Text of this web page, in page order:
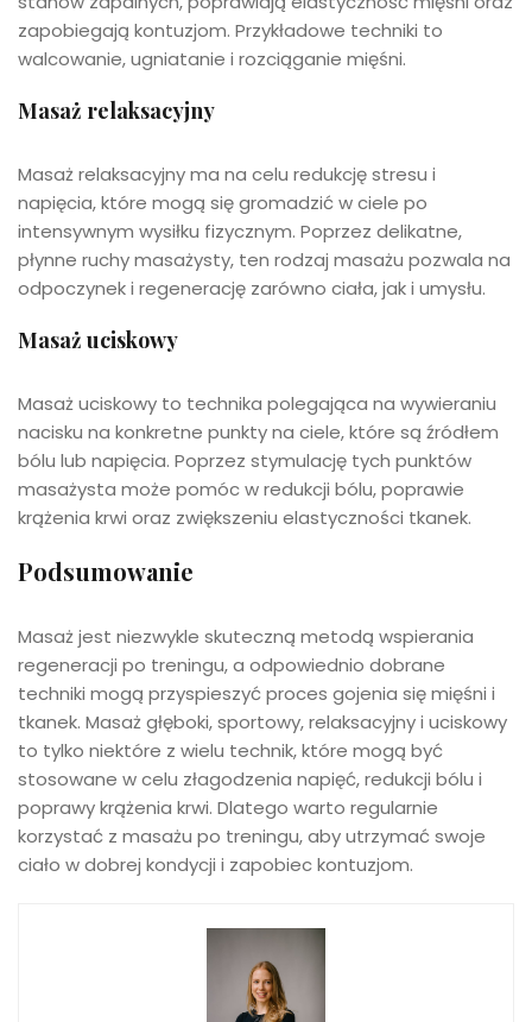
zapobiegają kontuzjom. Przykładowe techniki to
walcowanie, ugniatanie i rozciąganie mięśni.
Masaż relaksacyjny
Masaż relaksacyjny ma na celu redukcję stresu i
napięcia, które mogą się gromadzić w ciele po
intensywnym wysiłku fizycznym. Poprzez delikatne,
płynne ruchy masażysty, ten rodzaj masażu pozwala na
odpoczynek i regenerację zarówno ciała, jak i umysłu.
Masaż uciskowy
Masaż uciskowy to technika polegająca na wywieraniu
nacisku na konkretne punkty na ciele, które są źródłem
bólu lub napięcia. Poprzez stymulację tych punktów
masażysta może pomóc w redukcji bólu, poprawie
krążenia krwi oraz zwiększeniu elastyczności tkanek.
Podsumowanie
Masaż jest niezwykle skuteczną metodą wspierania
regeneracji po treningu, a odpowiednio dobrane
techniki mogą przyspieszyć proces gojenia się mięśni i
tkanek. Masaż głęboki, sportowy, relaksacyjny i uciskowy
to tylko niektóre z wielu technik, które mogą być
stosowane w celu złagodzenia napięć, redukcji bólu i
poprawy krążenia krwi. Dlatego warto regularnie
korzystać z masażu po treningu, aby utrzymać swoje
ciało w dobrej kondycji i zapobiec kontuzjom.